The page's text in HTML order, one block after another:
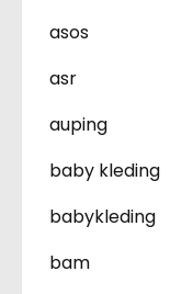
asos
asr
auping
baby kleding
babykleding
bam